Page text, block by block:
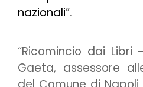
nazionali”.
“Ricomincio dai Libri
Gaeta, assessore